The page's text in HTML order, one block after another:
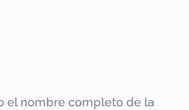
el nombre completo de la